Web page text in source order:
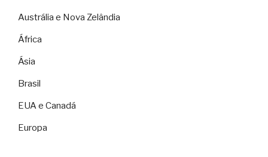
Austrália e Nova Zelândia
África
Ásia
Brasil
EUA e Canadá
Europa